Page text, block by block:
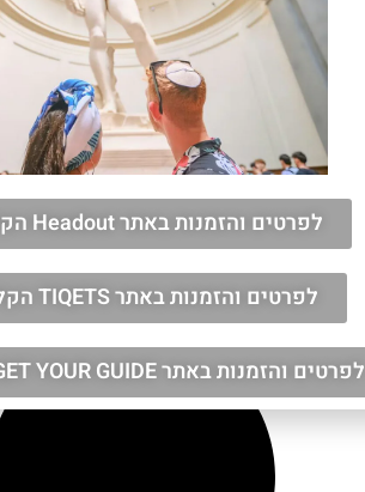
לפרטים והזמנות באתר Headout הקליקו עליי 😊
לפרטים והזמנות באתר TIQETS הקליקו עליי 😀
לפרטים והזמנות באתר GET YOUR GUIDE הקליקו עליי 😊